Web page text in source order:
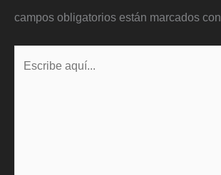
campos obligatorios están marcados con